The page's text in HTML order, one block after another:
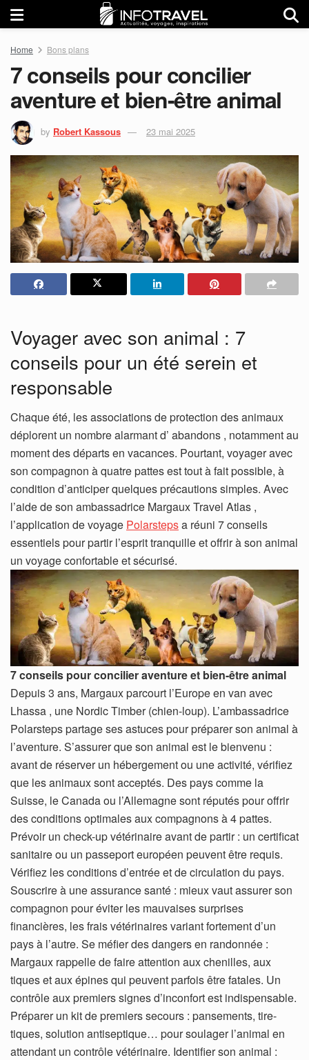
Home Bons plans
7 conseils pour concilier
aventure et bien-être animal
by Robert Kassous 23 mai 2025
Voyager avec son animal : 7
conseils pour un été serein et
responsable
Chaque été, les associations de protection des animaux
déplorent un nombre alarmant d’ abandons , notamment au
moment des départs en vacances. Pourtant, voyager avec
son compagnon à quatre pattes est tout à fait possible, à
condition d’anticiper quelques précautions simples. Avec
l’aide de son ambassadrice Margaux Travel Atlas ,
l’application de voyage Polarstepsa réuni 7 conseils
essentiels pour partir l’esprit tranquille et offrir à son animal
un voyage confortable et sécurisé.
7 conseils pour concilier aventure et bien-être animal
Depuis 3 ans, Margaux parcourt l’Europe en van avec
Lhassa , une Nordic Timber (chien-loup). L’ambassadrice
Polarsteps partage ses astuces pour préparer son animal à
l’aventure. S’assurer que son animal est le bienvenu :
avant de réserver un hébergement ou une activité, vérifiez
que les animaux sont acceptés. Des pays comme la
Suisse, le Canada ou l’Allemagne sont réputés pour offrir
des conditions optimales aux compagnons à 4 pattes.
Prévoir un check-up vétérinaire avant de partir : un certificat
sanitaire ou un passeport européen peuvent être requis.
Vérifiez les conditions d’entrée et de circulation du pays.
Souscrire à une assurance santé : mieux vaut assurer son
compagnon pour éviter les mauvaises surprises
financières, les frais vétérinaires variant fortement d’un
pays à l’autre. Se méfier des dangers en randonnée :
Margaux rappelle de faire attention aux chenilles, aux
tiques et aux épines qui peuvent parfois être fatales. Un
contrôle aux premiers signes d’inconfort est indispensable.
Préparer un kit de premiers secours : pansements, tire-
tiques, solution antiseptique… pour soulager l’animal en
attendant un contrôle vétérinaire. Identifier son animal :